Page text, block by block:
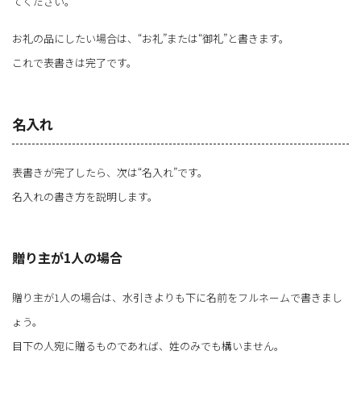
お礼の品にしたい場合は、“お礼”または“御礼”と書きます。
これで表書きは完了です。
名入れ
表書きが完了したら、次は“名入れ”です。
名入れの書き方を説明します。
贈り主が1人の場合
贈り主が1人の場合は、水引きよりも下に名前をフルネームで書きまし
ょう。
目下の人宛に贈るものであれば、姓のみでも構いません。